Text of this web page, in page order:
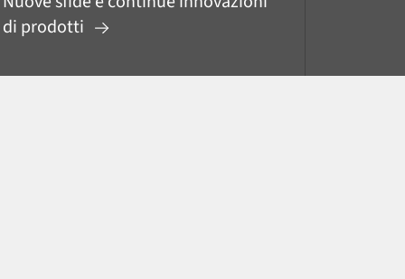
di prodotti